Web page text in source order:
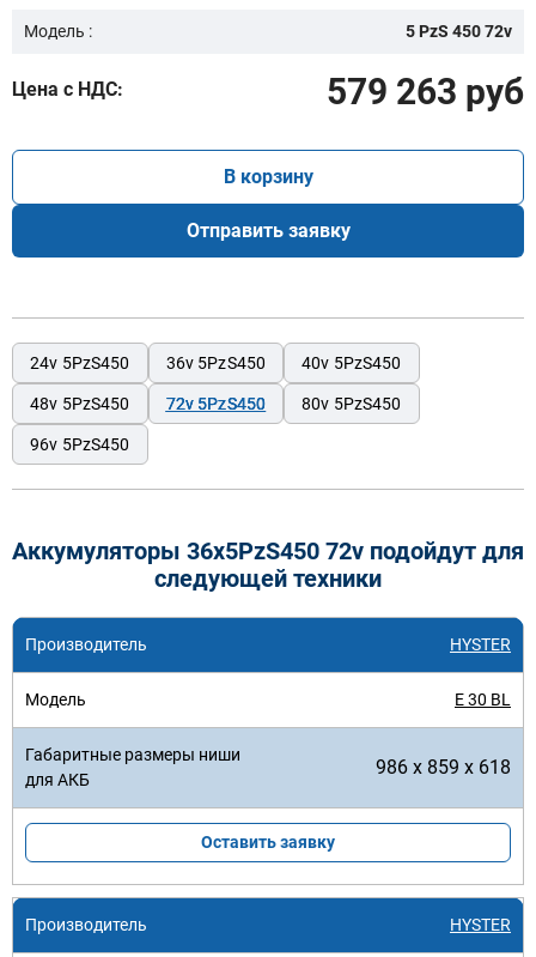
Модель : 5 PzS 450 72v
Цена с НДС: 579 263 руб
В корзину
Отправить заявку
24v 5PzS450 36v 5PzS450 40v 5PzS450
48v 5PzS450 72v 5PzS450 80v 5PzS450
96v 5PzS450
Аккумуляторы 36x5PzS450 72v подойдут для
следующей техники
HYSTER
E 30 BL
986 x 859 x 618
Оставить заявку
HYSTER